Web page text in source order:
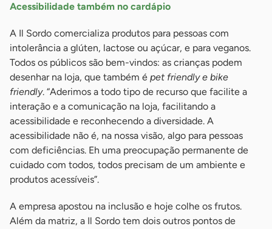
Acessibilidade também no cardápio
A Il Sordo comercializa produtos para pessoas com
intolerância a glúten, lactose ou açúcar, e para veganos.
Todos os públicos são bem-vindos: as crianças podem
desenhar na loja, que também é pet friendly e bike
friendly. “Aderimos a todo tipo de recurso que facilite a
interação e a comunicação na loja, facilitando a
acessibilidade e reconhecendo a diversidade. A
acessibilidade não é, na nossa visão, algo para pessoas
com deficiências. Eh uma preocupação permanente de
cuidado com todos, todos precisam de um ambiente e
produtos acessíveis”.
A empresa apostou na inclusão e hoje colhe os frutos.
Além da matriz, a Il Sordo tem dois outros pontos de